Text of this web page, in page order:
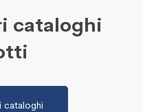
cataloghi
cataloghi